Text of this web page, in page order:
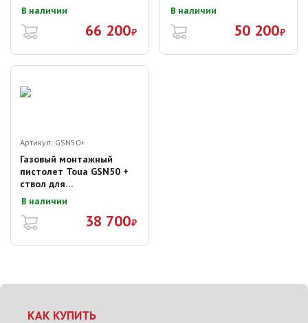
В наличии
66 200₽
В наличии
50 200₽
Артикул: GSN50+
Газовый монтажный
пистолет Toua GSN50 +
ствол для
электромонтажа
В наличии
38 700₽
КАК КУПИТЬ